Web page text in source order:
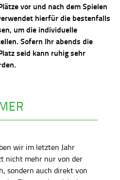
vor und nach dem Spielen
hierfür die bestenfalls
um die individuelle
Sofern Ihr abends die
seid kann ruhig sehr
wir im letzten Jahr
nicht mehr nur von der
sondern auch direkt von